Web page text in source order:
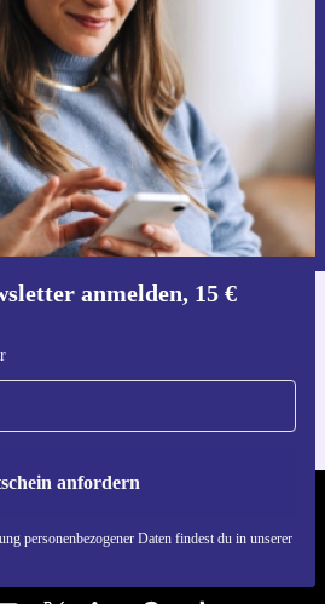
anmelden, 15 €
anfordern
personenbezogener Daten findest du in unserer
kein Angebot mehr.
anfordern
personenbezogener Daten findest
.
iOS und Android